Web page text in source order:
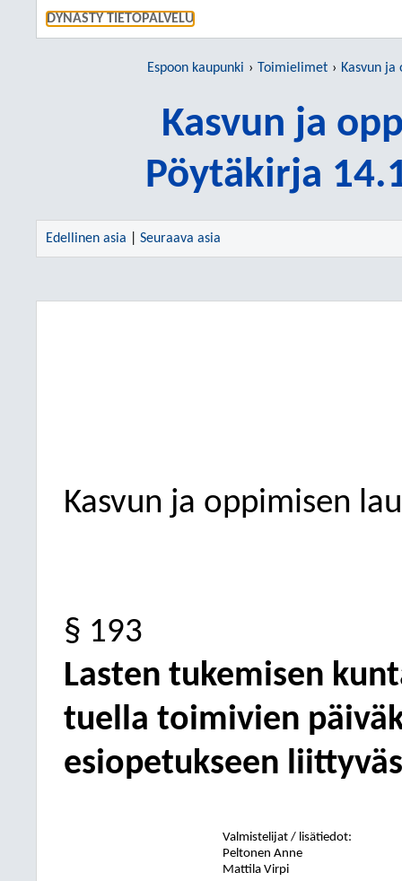
DYNASTY TIETOPALVELU
Espoon kaupunki Toimielimet Kasvun
Kasvun ja
Pöytäkirja
Edellinen asia Seuraava asia
Kasvun ja oppimisen
§ 193
Lasten tukemisen
tuella toimivien
esiopetukseen
Valmistelijat / lisätiedot:
Peltonen Anne
Mattila Virpi